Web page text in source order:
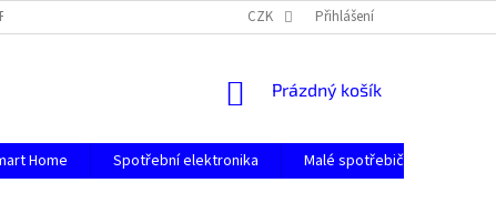
PODMÍNKY OCHRANY OSOBNÍCH ÚDAJŮ CZK Přihlášení
NÁKUPNÍ
Prázdný košík
Home Spotřební elektronika Malé spotřebiče